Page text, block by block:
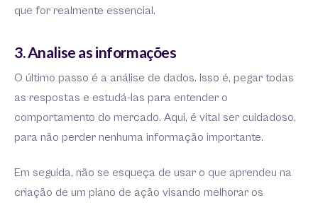
que for realmente essencial.
3. Analise as informações
O último passo é a análise de dados. Isso é, pegar todas
as respostas e estudá-las para entender o
comportamento do mercado. Aqui, é vital ser cuidadoso,
para não perder nenhuma informação importante.
Em seguida, não se esqueça de usar o que aprendeu na
criação de um plano de ação visando melhorar os